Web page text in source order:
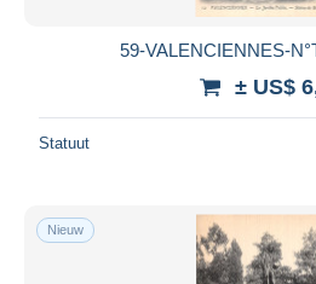
59-VALENCIENNES-
± US$
Statuut
Nieuw